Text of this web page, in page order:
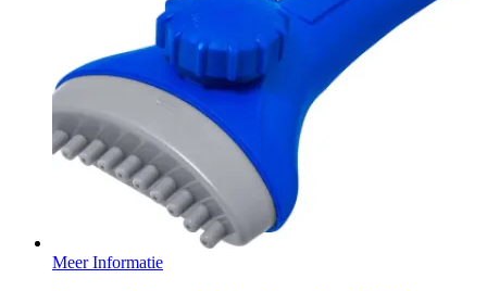
Meer Informatie